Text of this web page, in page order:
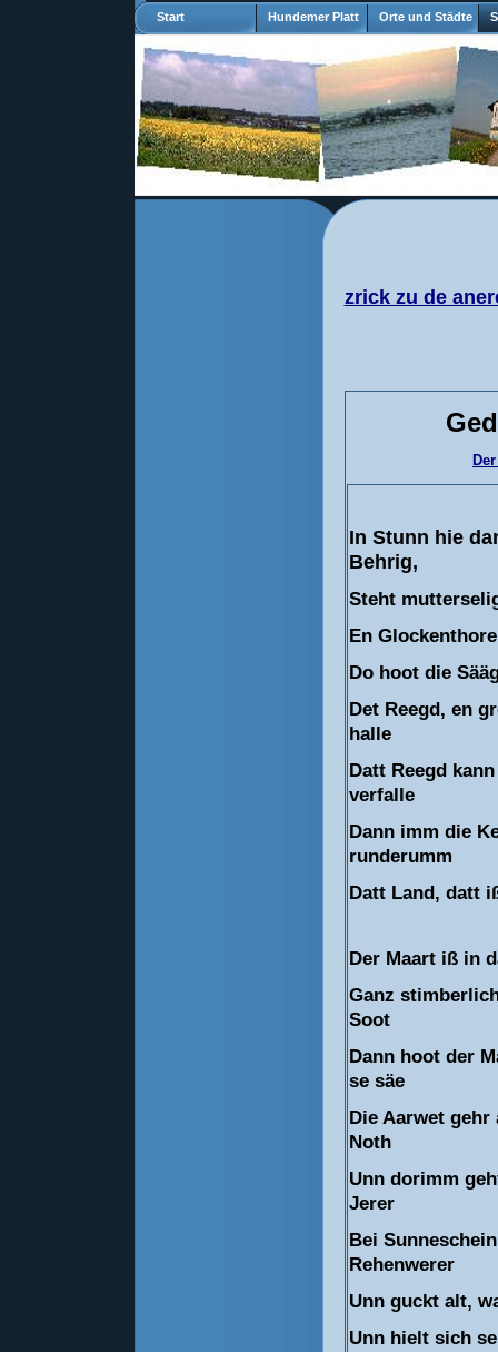
Start Hundemer Platt Orte und Städte
zrick zu de
In Stunn hie
Behrig,
Steht
En
Do hoot die
Det Reegd, en
halle
Datt Reegd
verfalle
Dann imm die
runderumm
Datt Land, datt
Der Maart iß in
Ganz
Soot
Dann hoot der
se säe
Die Aarwet
Noth
Unn dorimm
Jerer
Bei
Rehenwerer
Unn guckt alt,
Unn hielt sich